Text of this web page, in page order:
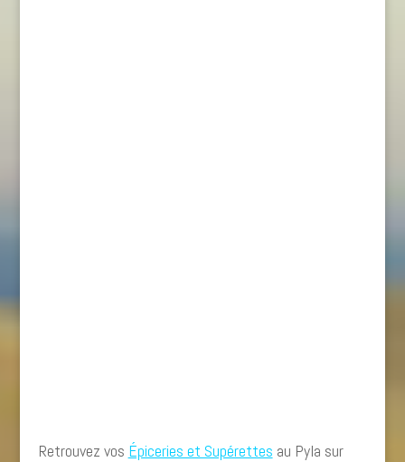
Retrouvez vos Épiceries et Supérettes au Pyla sur